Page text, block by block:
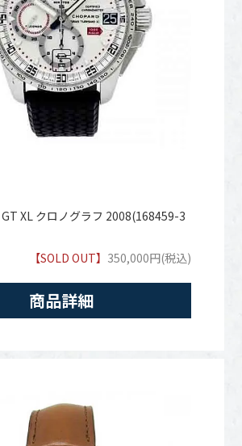
XL クロノグラフ 2008(168459-3
【SOLD OUT】 350,000円(税込)
商品詳細